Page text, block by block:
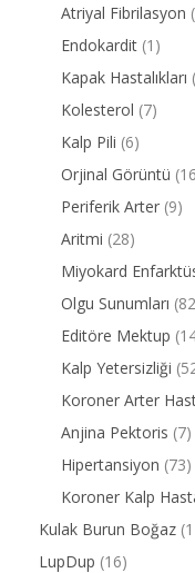
Atriyal Fibrilasyon
Endokardit (1)
Kapak Hastalıkları
Kolesterol (7)
Kalp Pili (6)
Orjinal Görüntü
Periferik Arter (9)
Aritmi (28)
Miyokard
Olgu Sunumları
Editöre Mektup
Kalp Yetersizliği
Koroner Arter
Anjina Pektoris (7)
Hipertansiyon (73)
Koroner Kalp
Kulak Burun Boğaz
LupDup (16)